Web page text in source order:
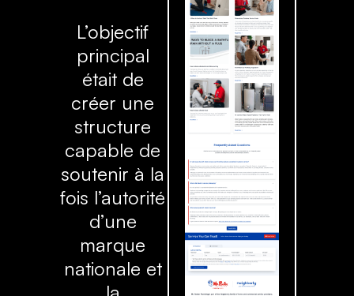
L’objectif
principal
était de
créer une
structure
capable de
soutenir à la
fois l’autorité
d’une
marque
nationale et